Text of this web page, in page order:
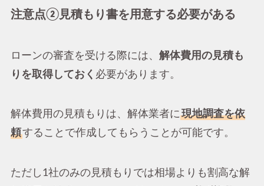
注意点②見積もり書を用意する必要がある
ローンの審査を受ける際には、 解体費用の見積も
りを取得しておく 必要があります。
解体費用の見積もりは、解体業者に 現地調査を依
頼することで作成してもらうことが可能です。
ただし1社のみの見積もりでは相場よりも割高な解